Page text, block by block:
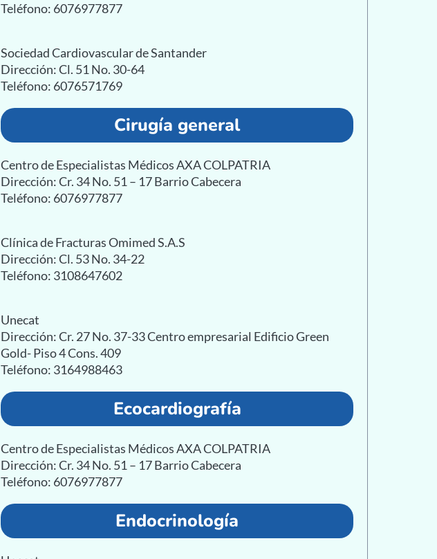
Teléfono: 6076977877
Sociedad Cardiovascular de Santander
Dirección: Cl. 51 No. 30-64
Teléfono: 6076571769
Cirugía general
Centro de Especialistas Médicos AXA COLPATRIA
Dirección: Cr. 34 No. 51 – 17 Barrio Cabecera
Teléfono: 6076977877
Clínica de Fracturas Omimed S.A.S
Dirección: Cl. 53 No. 34-22
Teléfono: 3108647602
Unecat
Dirección: Cr. 27 No. 37-33 Centro empresarial Edificio Green
Gold- Piso 4 Cons. 409
Teléfono: 3164988463
Ecocardiografía
Centro de Especialistas Médicos AXA COLPATRIA
Dirección: Cr. 34 No. 51 – 17 Barrio Cabecera
Teléfono: 6076977877
Endocrinología